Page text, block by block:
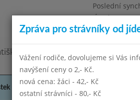
Poslední
Úterý
Omezení
Palackého, Neratovice,
Zpráva pro strávníky od
Vážení rodiče, dovolujeme si Vás
navýšení ceny o 2,- Kč.
nová cena: žáci - 42,- Kč
ostatní strávníci - 80,- Kč